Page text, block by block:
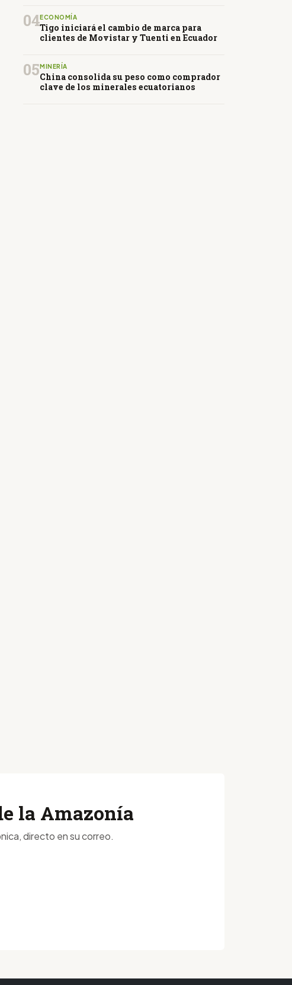
04ECONOMÍA
Tigo iniciará el cambio de marca para
clientes de Movistar y Tuenti en Ecuador
05 MINERÍA
China consolida su peso como comprador
clave de los minerales ecuatorianos
la Amazonía
directo en su correo.